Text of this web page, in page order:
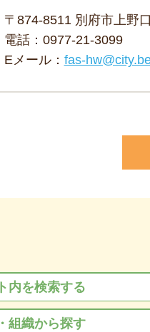
〒874-8511 別府市上野
電話： 0977-21-3099
Eメール： fas-
内を検索する
組織から探す